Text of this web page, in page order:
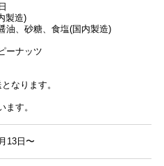
製造)
砂糖、食塩(国内製造)
ーナッツ
なります。
います。
13日〜